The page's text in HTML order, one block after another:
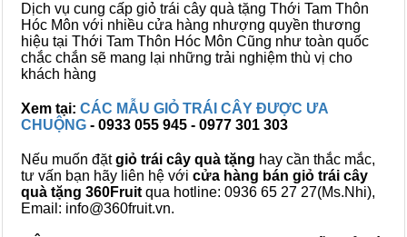
Dịch vụ cung cấp giỏ trái cây quà tặng Thới Tam Thôn
Hóc Môn với nhiều cửa hàng nhượng quyền thương
hiệu tại Thới Tam Thôn Hóc Môn Cũng như toàn quốc
chắc chắn sẽ mang lại những trải nghiệm thù vị cho
khách hàng
Xem tại: CÁC MẪU GIỎ TRÁI CÂY ĐƯỢC ƯA
CHUỘNG - 0933 055 945 - 0977 301 303
Nếu muốn đặtgiỏ trái cây quà tặng hay cần thắc mắc,
tư vấn bạn hãy liên hệ với cửa hàng bán giỏ trái cây
quà tặng 360Fruit qua hotline: 0936 65 27 27(Ms.Nhi),
Email: info@360fruit.vn.